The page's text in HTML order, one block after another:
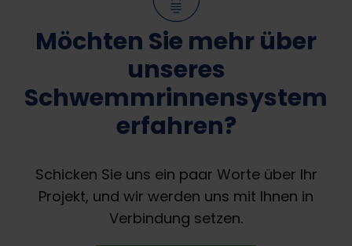
Möchten Sie mehr über
unseres
Schwemmrinnensystem
erfahren?
Schicken Sie uns ein paar Worte über Ihr
Projekt, und wir werden uns mit Ihnen in
Verbindung setzen.